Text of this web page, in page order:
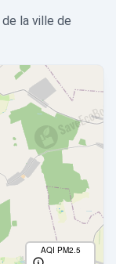
la ville de
AQI PM2.5